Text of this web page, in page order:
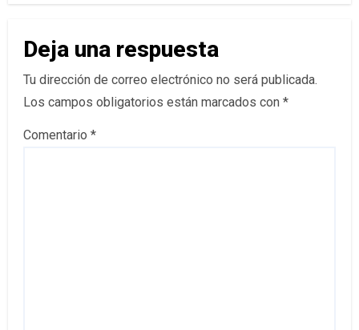
Deja una respuesta
Tu dirección de correo electrónico no será publicada.
Los campos obligatorios están marcados con *
Comentario *